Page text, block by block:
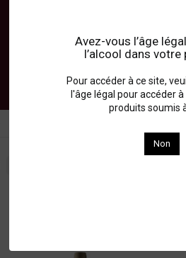
Avez-vous l’âge
l’alcool dans votre
Pour accéder à ce site,
l'âge légal pour accéder
produits soumis
Non